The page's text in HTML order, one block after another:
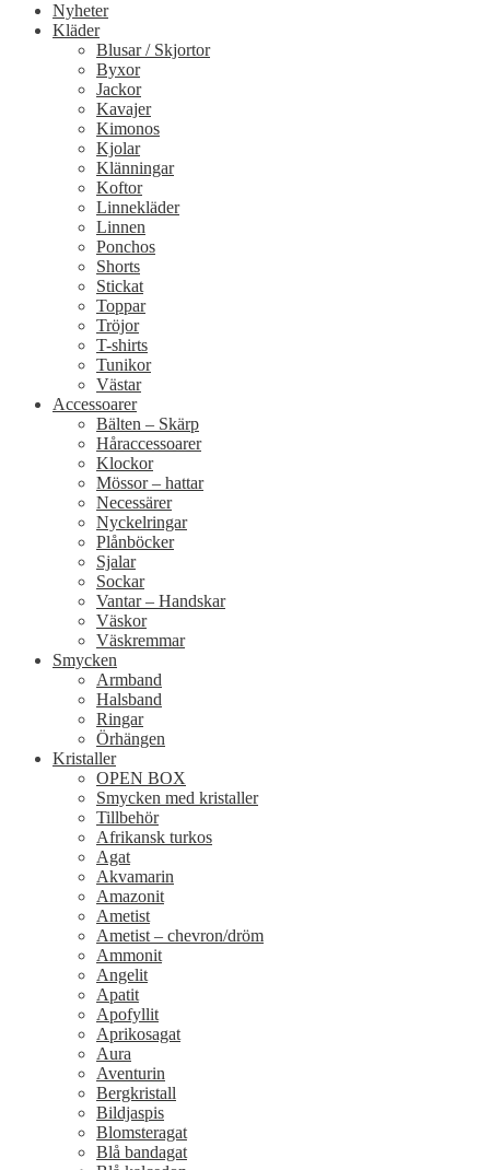
Nyheter
Kläder
Blusar / Skjortor
Byxor
Jackor
Kavajer
Kimonos
Kjolar
Klänningar
Koftor
Linnekläder
Linnen
Ponchos
Shorts
Stickat
Toppar
Tröjor
T-shirts
Tunikor
Västar
Accessoarer
Bälten – Skärp
Håraccessoarer
Klockor
Mössor – hattar
Necessärer
Nyckelringar
Plånböcker
Sjalar
Sockar
Vantar – Handskar
Väskor
Väskremmar
Smycken
Armband
Halsband
Ringar
Örhängen
Kristaller
OPEN BOX
Smycken med kristaller
Tillbehör
Afrikansk turkos
Agat
Akvamarin
Amazonit
Ametist
Ametist – chevron/dröm
Ammonit
Angelit
Apatit
Apofyllit
Aprikosagat
Aura
Aventurin
Bergkristall
Bildjaspis
Blomsteragat
Blå bandagat